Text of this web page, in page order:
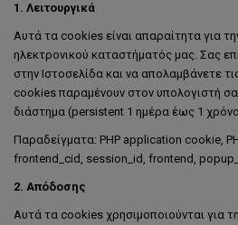
1. Λειτουργικά
Αυτά τα cookies είναι απαραίτητα για
ηλεκτρονικού καταστήματός μας. Σας
στην Ιστοσελίδα και να απολαμβάνετε
cookies παραμένουν στον υπολογιστή
διάστημα (persistent 1 ημέρα έως 1
Παραδείγματα: PHP application cookie,
frontend_cid, session_id, frontend,
2. Απόδοσης
Αυτά τα cookies χρησιμοποιούνται για